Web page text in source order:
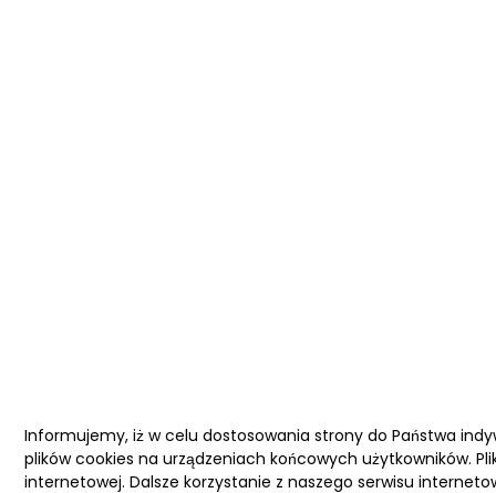
Informujemy, iż w celu dostosowania strony do Państwa
plików cookies na urządzeniach końcowych użytkowników.
internetowej. Dalsze korzystanie z naszego serwisu